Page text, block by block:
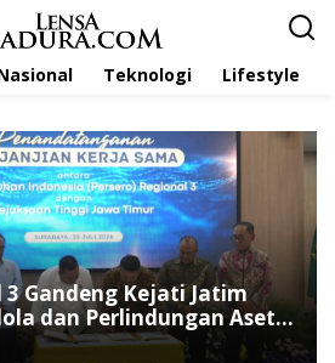
Teknologi Lifestyle
Jatim
Aset
Berita
Kejari Sumenep
Dugaan Korupsi
25 Juni 2026